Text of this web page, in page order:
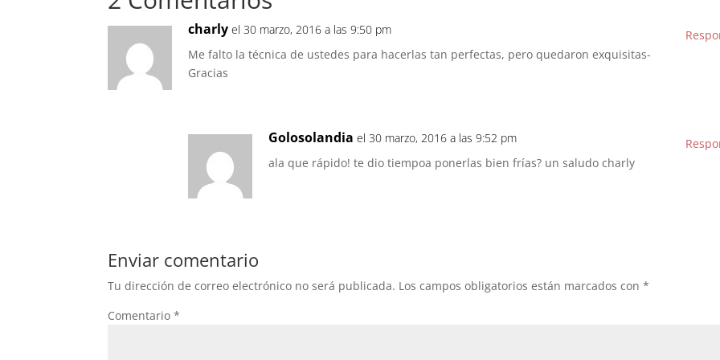
charly el 30 marzo, 2016 a las 9:50 pm
Me falto la técnica de ustedes para hacerlas tan perfectas, pero quedaron exquisitas-
Gracias
Golosolandia el 30 marzo, 2016 a las 9:52 pm
ala que rápido! te dio tiempoa ponerlas bien frías? un saludo charly
Enviar comentario
Tu dirección de correo electrónico no será publicada. Los campos obligatorios están marcados con*
Comentario*